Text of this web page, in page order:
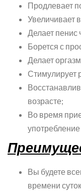
Продлевает
Увеличивает
Делает пенис
Борется с
Делает
Стимулирует
возрасте;
Во время
употребление
Вы будете
времени